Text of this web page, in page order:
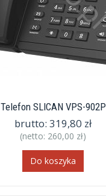
Telefon SLICAN VPS-902P
brutto: 319,80 zł
(netto: 260,00 zł)
Do koszyka